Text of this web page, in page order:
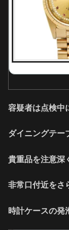
容疑者は点検中
ダイニングテー
貴重品を注意深
非常口付近をさ
時計ケースの発